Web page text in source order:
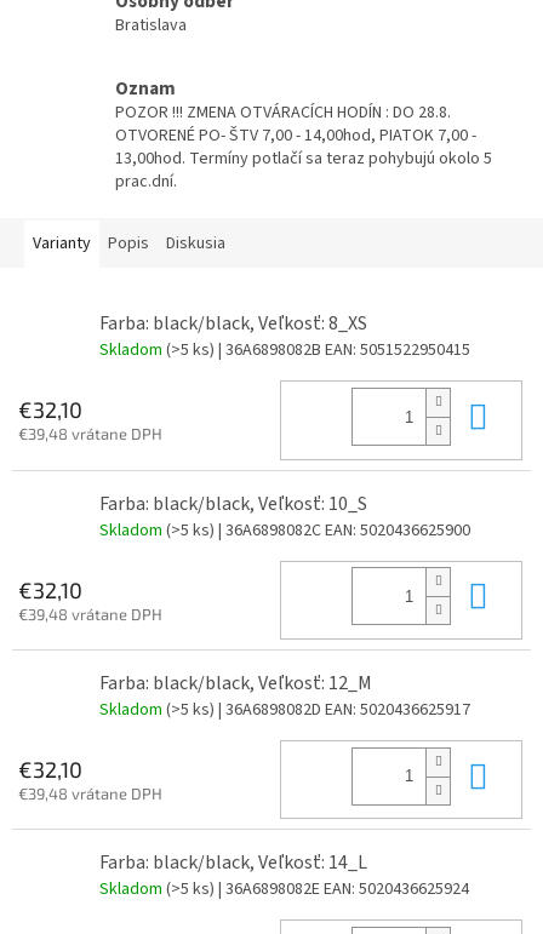
Bratislava
Oznam
POZOR !!! ZMENA OTVÁRACÍCH HODÍN : DO 28.8.
OTVORENÉ PO- ŠTV 7,00 - 14,00hod, PIATOK 7,00 -
13,00hod. Termíny potlačí sa teraz pohybujú okolo 5
prac.dní.
Varianty Popis Diskusia
Farba: black/black, Veľkosť: 8_XS
Skladom (>5 ks) | 36A6898082B EAN: 5051522950415
€32,10
€39,48 vrátane DPH
Farba: black/black, Veľkosť: 10_S
Skladom (>5 ks) | 36A6898082CEAN: 5020436625900
€32,10
€39,48 vrátane DPH
Farba: black/black, Veľkosť: 12_M
Skladom (>5 ks) | 36A6898082D EAN: 5020436625917
€32,10
€39,48 vrátane DPH
Farba: black/black, Veľkosť: 14_L
Skladom (>5 ks) | 36A6898082EEAN: 5020436625924